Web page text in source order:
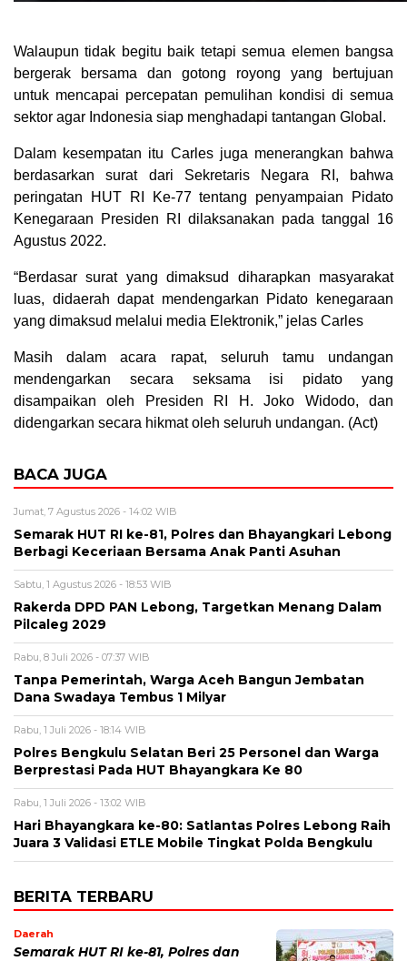
Walaupun tidak begitu baik tetapi semua elemen bangsa
bergerak bersama dan gotong royong yang bertujuan
untuk mencapai percepatan pemulihan kondisi di semua
sektor agar Indonesia siap menghadapi tantangan Global.
Dalam kesempatan itu Carles juga menerangkan bahwa
berdasarkan surat dari Sekretaris Negara RI, bahwa
peringatan HUT RI Ke-77 tentang penyampaian Pidato
Kenegaraan Presiden RI dilaksanakan pada tanggal 16
Agustus 2022.
“Berdasar surat yang dimaksud diharapkan masyarakat
luas, didaerah dapat mendengarkan Pidato kenegaraan
yang dimaksud melalui media Elektronik,” jelas Carles
Masih dalam acara rapat, seluruh tamu undangan
mendengarkan secara seksama isi pidato yang
disampaikan oleh Presiden RI H. Joko Widodo, dan
didengarkan secara hikmat oleh seluruh undangan. (Act)
BACA JUGA
Jumat, 7 Agustus 2026 - 14:02 WIB
Semarak HUT RI ke-81, Polres dan Bhayangkari Lebong
Berbagi Keceriaan Bersama Anak Panti Asuhan
Sabtu, 1 Agustus 2026 - 18:53 WIB
Rakerda DPD PAN Lebong, Targetkan Menang Dalam
Pilcaleg 2029
Rabu, 8 Juli 2026 - 07:37 WIB
Tanpa Pemerintah, Warga Aceh Bangun Jembatan
Dana Swadaya Tembus 1 Milyar
Rabu, 1 Juli 2026 - 18:14 WIB
Polres Bengkulu Selatan Beri 25 Personel dan Warga
Berprestasi Pada HUT Bhayangkara Ke 80
Rabu, 1 Juli 2026 - 13:02 WIB
Hari Bhayangkara ke-80: Satlantas Polres Lebong Raih
Juara 3 Validasi ETLE Mobile Tingkat Polda Bengkulu
BERITA TERBARU
Daerah
Semarak HUT RI ke-81, Polres dan